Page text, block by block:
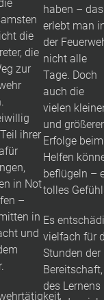
die
die
zur
ihrer
in Not
–
in
und
haben – das
erlebt man
der
nicht alle
Tage. Doch
auch die
vielen
und
Erfolge beim
Helfen
beflügeln –
tolles Gefühl.
Es
vielfach für
Stunden der
Bereitschaft,
des Lernens